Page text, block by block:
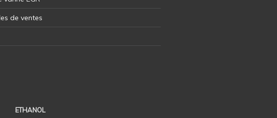
de ventes
ETHANOL